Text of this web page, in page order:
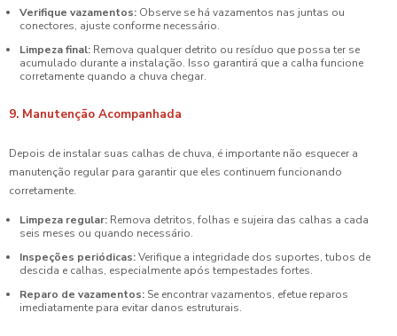
Verifique vazamentos: Observe se há vazamentos nas juntas ou
conectores, ajuste conforme necessário.
Limpeza final: Remova qualquer detrito ou resíduo que possa ter se
acumulado durante a instalação. Isso garantirá que a calha funcione
corretamente quando a chuva chegar.
9. Manutenção Acompanhada
Depois de instalar suas calhas de chuva, é importante não esquecer a
manutenção regular para garantir que eles continuem funcionando
corretamente.
Limpeza regular: Remova detritos, folhas e sujeira das calhas a cada
seis meses ou quando necessário.
Inspeções periódicas:Verifique a integridade dos suportes, tubos de
descida e calhas, especialmente após tempestades fortes.
Reparo de vazamentos: Se encontrar vazamentos, efetue reparos
imediatamente para evitar danos estruturais.